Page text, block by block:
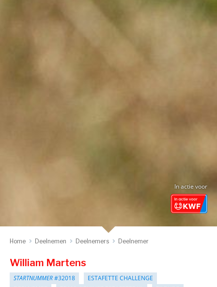
In actie voor
Home Deelnemen Deelnemers Deelnemer
William Martens
STARTNUMMER#32018
ESTAFETTE CHALLENGE